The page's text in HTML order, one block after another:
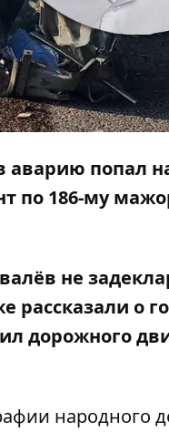
аварию попал
по 186-му
не
о
дорожного
народного